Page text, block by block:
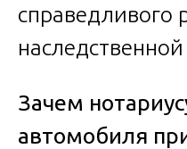
справедливого
Зачем
автомобиля